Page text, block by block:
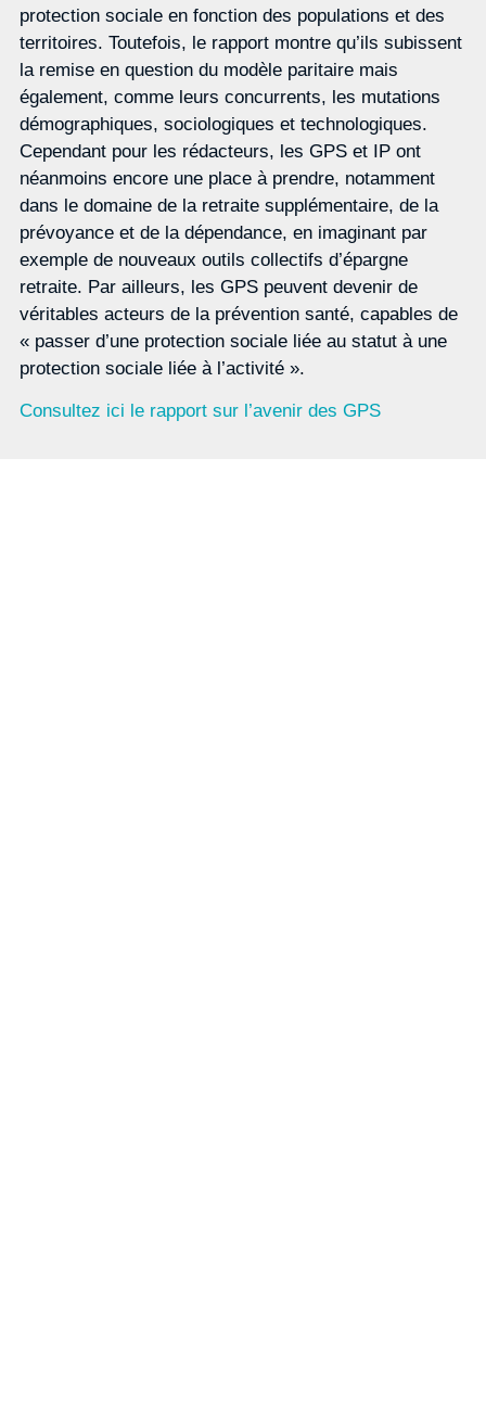
protection sociale en fonction des populations et des
territoires. Toutefois, le rapport montre qu’ils subissent
la remise en question du modèle paritaire mais
également, comme leurs concurrents, les mutations
démographiques, sociologiques et technologiques.
Cependant pour les rédacteurs, les GPS et IP ont
néanmoins encore une place à prendre, notamment
dans le domaine de la retraite supplémentaire, de la
prévoyance et de la dépendance, en imaginant par
exemple de nouveaux outils collectifs d’épargne
retraite. Par ailleurs, les GPS peuvent devenir de
véritables acteurs de la prévention santé, capables de
« passer d’une protection sociale liée au statut à une
protection sociale liée à l’activité ».
Consultez ici le rapport sur l’avenir des GPS